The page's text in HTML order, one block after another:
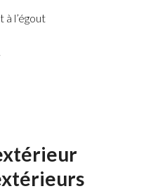
l’égout